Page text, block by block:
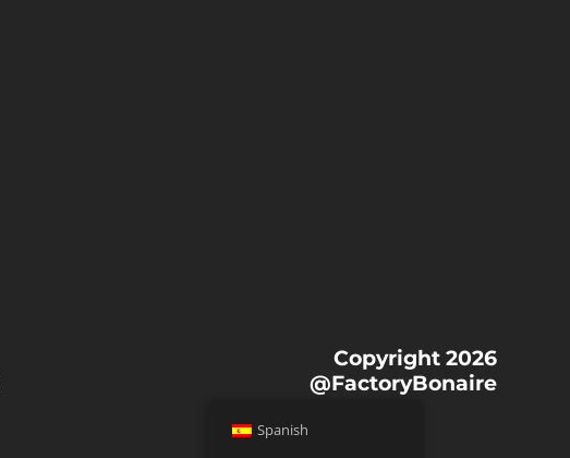
Copyright 2026
@FactoryBonaire
Spanish